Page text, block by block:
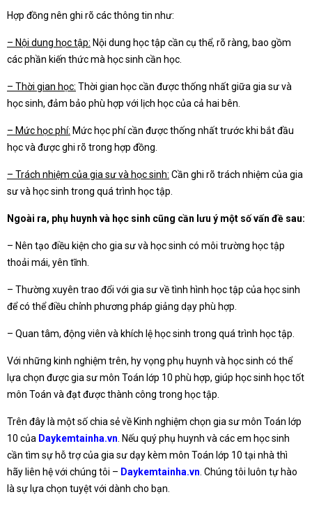
Hợp đồng nên ghi rõ các thông tin như:
– Nội dung học tập: Nội dung học tập cần cụ thể, rõ ràng, bao gồm
các phần kiến thức mà học sinh cần học.
– Thời gian học: Thời gian học cần được thống nhất giữa gia sư và
học sinh, đảm bảo phù hợp với lịch học của cả hai bên.
– Mức học phí: Mức học phí cần được thống nhất trước khi bắt đầu
học và được ghi rõ trong hợp đồng.
– Trách nhiệm của gia sư và học sinh: Cần ghi rõ trách nhiệm của gia
sư và học sinh trong quá trình học tập.
Ngoài ra, phụ huynh và học sinh cũng cần lưu ý một số vấn đề sau:
– Nên tạo điều kiện cho gia sư và học sinh có môi trường học tập
thoải mái, yên tĩnh.
– Thường xuyên trao đổi với gia sư về tình hình học tập của học sinh
để có thể điều chỉnh phương pháp giảng dạy phù hợp.
– Quan tâm, động viên và khích lệ học sinh trong quá trình học tập.
Với những kinh nghiệm trên, hy vọng phụ huynh và học sinh có thể
lựa chọn được gia sư môn Toán lớp 10 phù hợp, giúp học sinh học tốt
môn Toán và đạt được thành công trong học tập.
Trên đây là một số chia sẻ về Kinh nghiệm chọn gia sư môn Toán lớp
10 của Daykemtainha.vn . Nếu quý phụ huynh và các em học sinh
cần tìm sự hỗ trợ của gia sư dạy kèm môn Toán lớp 10 tại nhà thì
hãy liên hệ với chúng tôi – Daykemtainha.vn . Chúng tôi luôn tự hào
là sự lựa chọn tuyệt với dành cho bạn.